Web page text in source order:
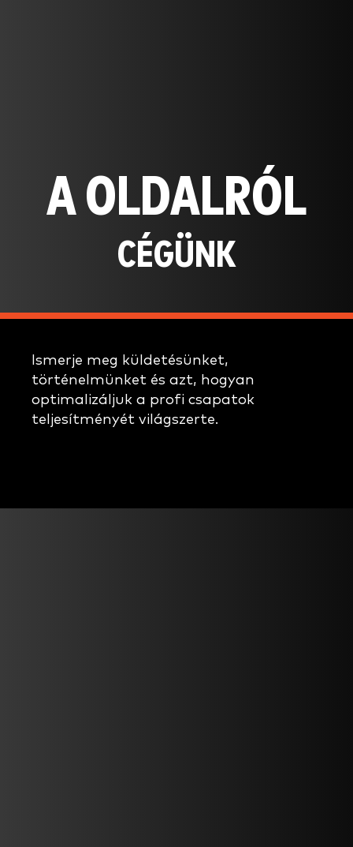
A OLDALRÓL
CÉGÜNK
Ismerje meg küldetésünket,
történelmünket és azt, hogyan
optimalizáljuk a profi csapatok
teljesítményét világszerte.